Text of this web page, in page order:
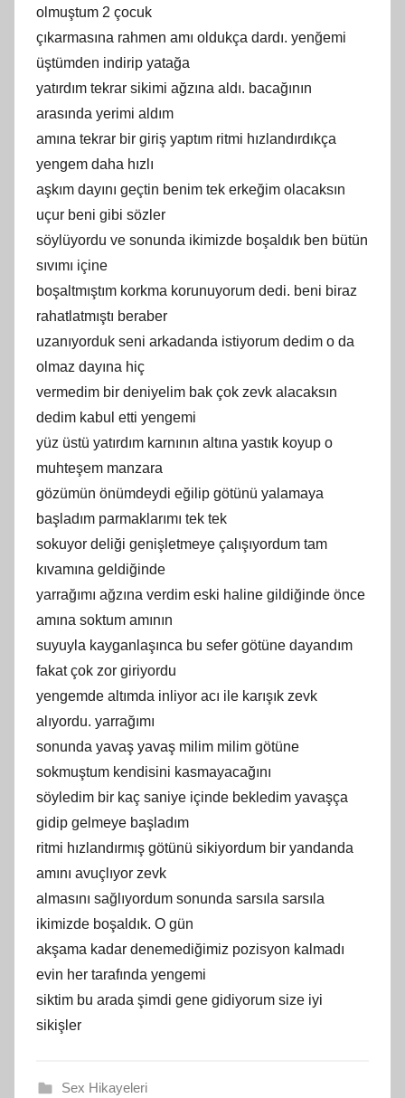
olmuştum 2 çocuk
çıkarmasına rahmen amı oldukça dardı. yenğemi
üştümden indirip yatağa
yatırdım tekrar sikimi ağzına aldı. bacağının
arasında yerimi aldım
amına tekrar bir giriş yaptım ritmi hızlandırdıkça
yengem daha hızlı
aşkım dayını geçtin benim tek erkeğim olacaksın
uçur beni gibi sözler
söylüyordu ve sonunda ikimizde boşaldık ben bütün
sıvımı içine
boşaltmıştım korkma korunuyorum dedi. beni biraz
rahatlatmıştı beraber
uzanıyorduk seni arkadanda istiyorum dedim o da
olmaz dayına hiç
vermedim bir deniyelim bak çok zevk alacaksın
dedim kabul etti yengemi
yüz üstü yatırdım karnının altına yastık koyup o
muhteşem manzara
gözümün önümdeydi eğilip götünü yalamaya
başladım parmaklarımı tek tek
sokuyor deliği genişletmeye çalışıyordum tam
kıvamına geldiğinde
yarrağımı ağzına verdim eski haline gildiğinde önce
amına soktum amının
suyuyla kayganlaşınca bu sefer götüne dayandım
fakat çok zor giriyordu
yengemde altımda inliyor acı ile karışık zevk
alıyordu. yarrağımı
sonunda yavaş yavaş milim milim götüne
sokmuştum kendisini kasmayacağını
söyledim bir kaç saniye içinde bekledim yavaşça
gidip gelmeye başladım
ritmi hızlandırmış götünü sikiyordum bir yandanda
amını avuçlıyor zevk
almasını sağlıyordum sonunda sarsıla sarsıla
ikimizde boşaldık. O gün
akşama kadar denemediğimiz pozisyon kalmadı
evin her tarafında yengemi
siktim bu arada şimdi gene gidiyorum size iyi
sikişler
Sex Hikayeleri